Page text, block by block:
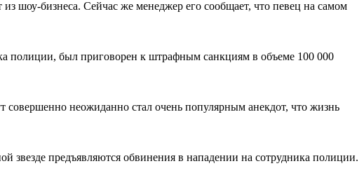
шоу-бизнеса. Сейчас же менеджер его сообщает, что певец на самом
полиции, был приговорен к штрафным санкциям в объеме 100 000
совершенно неожиданно стал очень популярным анекдот, что жизнь
звезде предъявляются обвинения в нападении на сотрудника полиции.